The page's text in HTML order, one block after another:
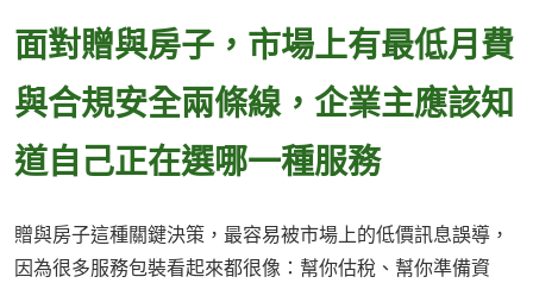
面對贈與房子，市場上有最低月費
與合規安全兩條線，企業主應該知
道自己正在選哪一種服務
贈與房子這種關鍵決策，最容易被市場上的低價訊息誤導，
因為很多服務包裝看起來都很像：幫你估稅、幫你準備資